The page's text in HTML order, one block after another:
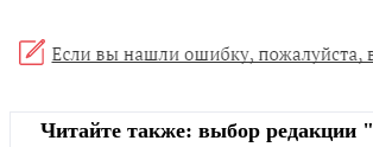
Читайте также: выбор редакции "